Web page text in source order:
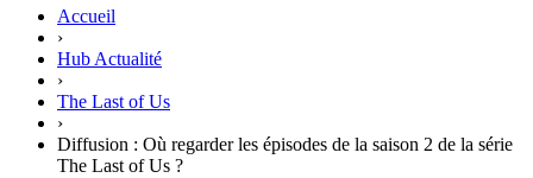
Accueil
›
Hub Actualité
›
The Last of Us
›
Diffusion : Où regarder les épisodes de la saison 2 de la série
The Last of Us ?